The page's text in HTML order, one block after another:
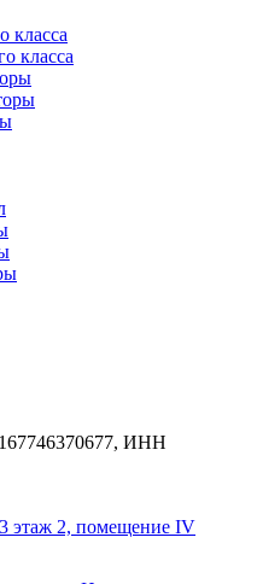
класса
класса
ИНН
этаж 2, помещение IV